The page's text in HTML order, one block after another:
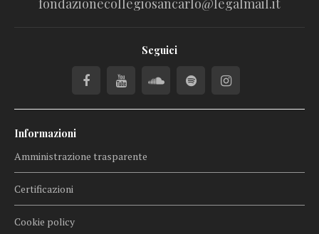
fondazionecollegiosancarlo@legalmail.it
Seguici
Informazioni
Amministrazione trasparente
Certificazioni
Cookie policy